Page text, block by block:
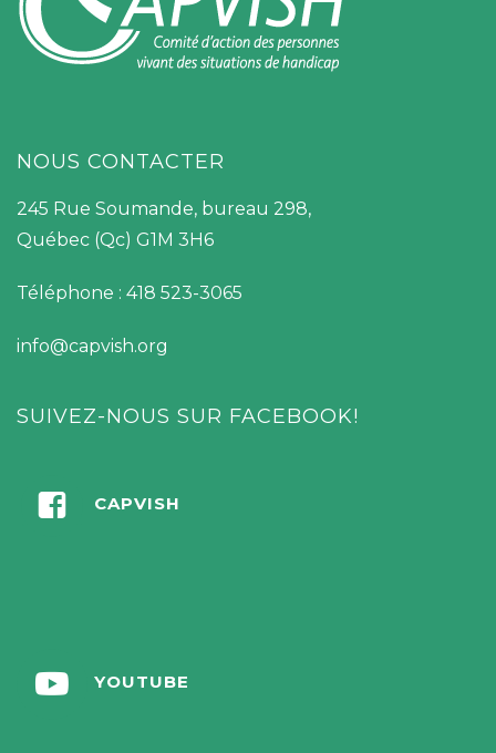
NOUS CONTACTER
245 Rue Soumande, bureau 298,
Québec (Qc) G1M 3H6
Téléphone : 418 523-3065
info@capvish.org
SUIVEZ-NOUS SUR FACEBOOK!
CAPVISH
YOUTUBE